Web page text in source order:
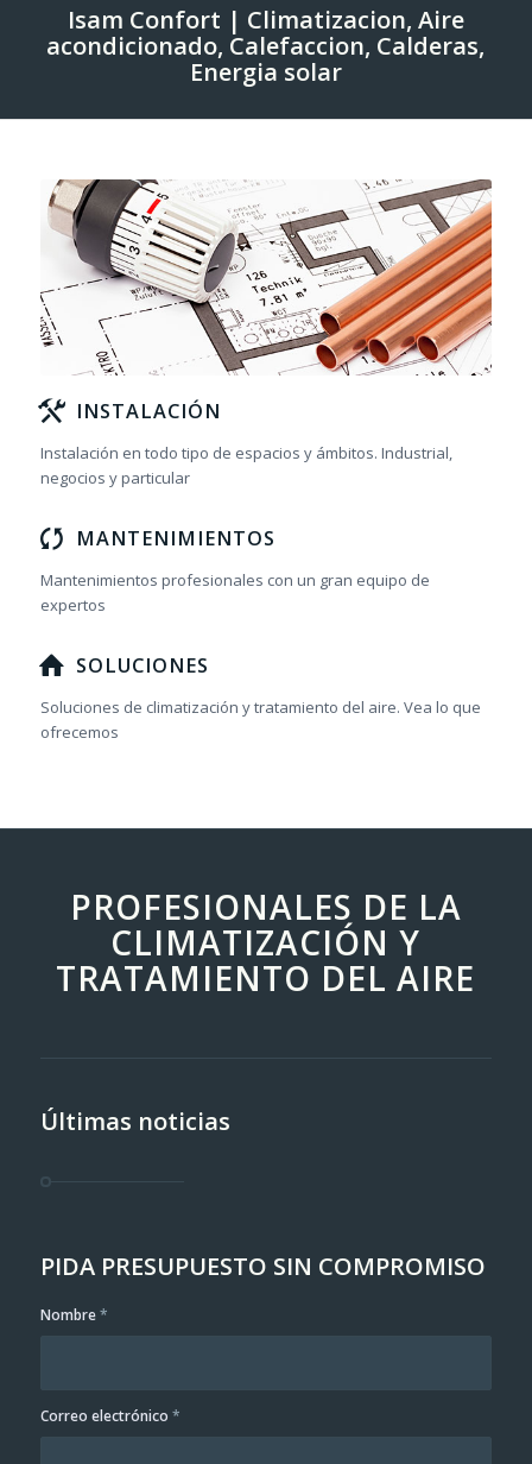
Isam Confort | Climatizacion, Aire
acondicionado, Calefaccion, Calderas,
Energia solar
INSTALACIÓN
Instalación en todo tipo de espacios y ámbitos. Industrial,
negocios y particular
MANTENIMIENTOS
Mantenimientos profesionales con un gran equipo de
expertos
SOLUCIONES
Soluciones de climatización y tratamiento del aire. Vea lo que
ofrecemos
PROFESIONALES DE LA
CLIMATIZACIÓN Y
TRATAMIENTO DEL AIRE
Últimas noticias
PIDA PRESUPUESTO SIN COMPROMISO
Nombre*
Correo electrónico *